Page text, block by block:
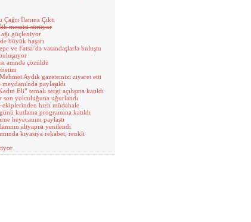
İlanına Çıktı
mesaisi sürüyor
ağı güçleniyor
büyük başarı
ve Fatsa’da vatandaşlarla buluştu
anında çözüldü
Aydık gazetemizi ziyaret etti
paylaşıldı
Eli” temalı sergi açılışına katıldı
son yolculuğuna uğurlandı
ekiplerinden hızlı müdahale
kutlama programına katıldı
heyecanını paylaştı
altyapısı yenilendi
kıyasıya rekabet, renkli